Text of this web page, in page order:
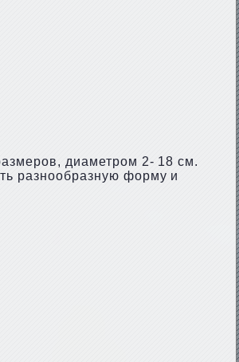
диаметром 2- 18 см.
разнообразную форму и